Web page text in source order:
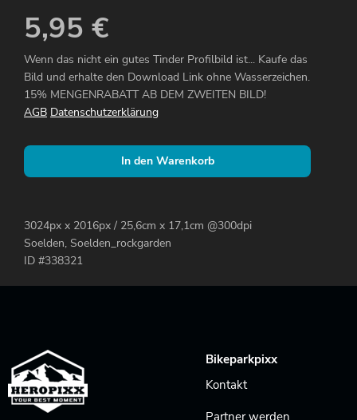
5,95 €
Wenn das nicht ein gutes Tinder Profilbild ist... Kaufe das
Bild und erhalte den Download Link ohne Wasserzeichen.
15% MENGENRABATT AB DEM ZWEITEN BILD!
AGB Datenschutzerklärung
In den Warenkorb
3024px x 2016px / 25,6cm x 17,1cm @300dpi
Soelden, Soelden_rockgarden
ID #338321
Bikeparkpixx
Kontakt
Partner werden